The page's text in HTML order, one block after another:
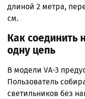
длиной 2 метра,
см.
Как соединить
одну цепь
В модели VA-3
Пользователь
светильников без